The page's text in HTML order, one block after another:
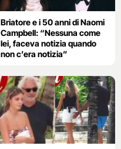
Briatore e i 50 anni di Naomi
Campbell: “Nessuna come
lei, faceva notizia quando
non c’era notizia”